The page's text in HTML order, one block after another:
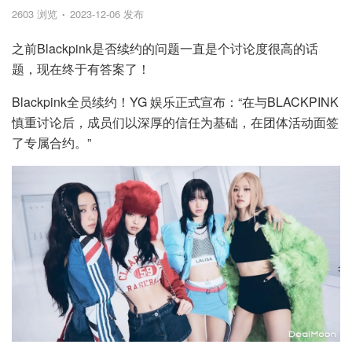
2603 浏览 2023-12-06 发布
之前Blackpink是否续约的问题一直是个讨论度很高的话
题，现在终于有答案了！
Blackpink全员续约！YG 娱乐正式宣布：“在与BLACKPINK
慎重讨论后，成员们以深厚的信任为基础，在团体活动面签
了专属合约。”